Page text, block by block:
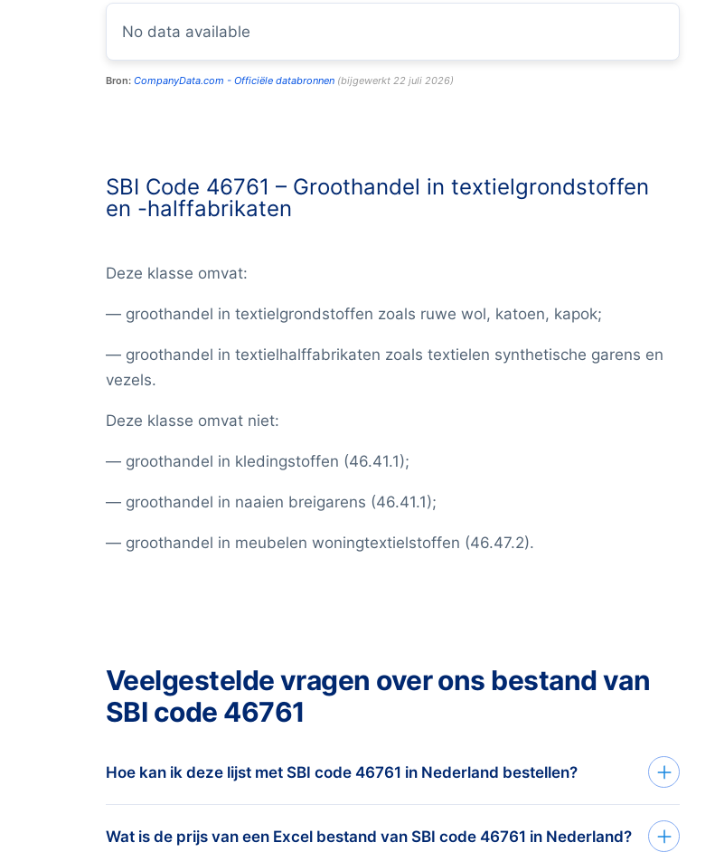
No data available
Bron: CompanyData.com - Officiële databronnen (bijgewerkt 22 juli 2026)
SBI Code 46761 – Groothandel in textielgrondstoffen
en -halffabrikaten
Deze klasse omvat:
— groothandel in textielgrondstoffen zoals ruwe wol, katoen, kapok;
— groothandel in textielhalffabrikaten zoals textielen synthetische garens en
vezels.
Deze klasse omvat niet:
— groothandel in kledingstoffen (46.41.1);
— groothandel in naaien breigarens (46.41.1);
— groothandel in meubelen woningtextielstoffen (46.47.2).
Veelgestelde vragen over ons bestand van
SBI code 46761
Hoe kan ik deze lijst met SBI code 46761 in Nederland bestellen?
Je vertelt ons je doelgroep via het aanvraagformulier of telefoon. Op
Wat is de prijs van een Excel bestand van SBI code 46761 in Nederland?